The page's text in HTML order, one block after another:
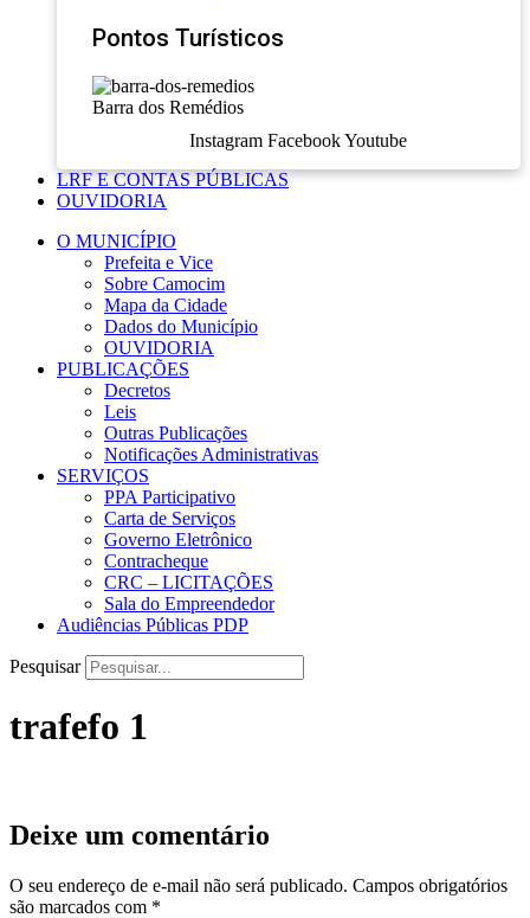
Pontos Turísticos
Barra dos Remédios
Instagram Facebook Youtube
LRF E CONTAS PÚBLICAS
OUVIDORIA
O MUNICÍPIO
Prefeita e Vice
Sobre Camocim
Mapa da Cidade
Dados do Município
OUVIDORIA
PUBLICAÇÕES
Decretos
Leis
Outras Publicações
Notificações Administrativas
SERVIÇOS
PPA Participativo
Carta de Serviços
Governo Eletrônico
Contracheque
CRC – LICITAÇÕES
Sala do Empreendedor
Audiências Públicas PDP
Pesquisar
trafefo 1
Deixe um comentário
O seu endereço de e-mail não será publicado. Campos obrigatórios
são marcados com *